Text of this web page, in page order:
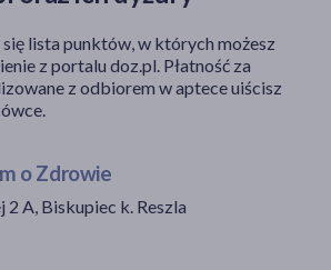
się lista punktów, w których możesz
z portalu doz.pl. Płatność za
z odbiorem w aptece uiścisz
o Zdrowie
A, Biskupiec k. Reszla